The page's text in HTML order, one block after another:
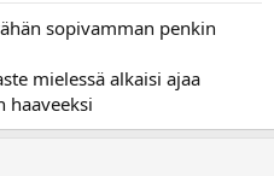
sopivamman penkin
mielessä alkaisi ajaa
haaveeksi